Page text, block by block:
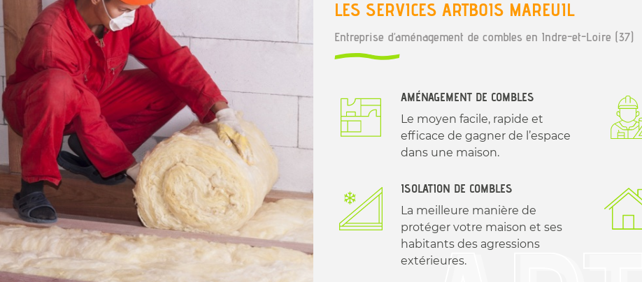
LES SERVICES ARTBOIS MAREUIL
Entreprise d’aménagement de combles en Indre-et-Loire (37)
AMÉNAGEMENT DE COMBLES
Le moyen facile, rapide et
efficace de gagner de l’espace
dans une maison.
ISOLATION DE COMBLES
La meilleure manière de
protéger votre maison et ses
habitants des agressions
extérieures.